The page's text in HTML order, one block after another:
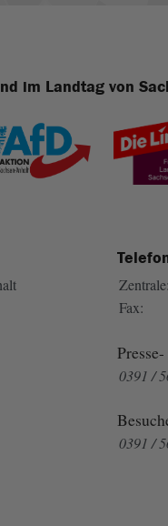
im Landtag von
Zentrale:
Fax:
0391 /
0391 /